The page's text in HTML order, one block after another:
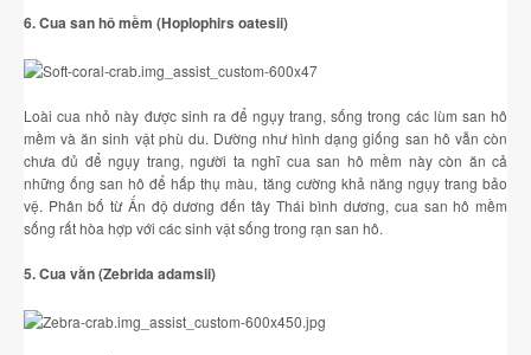
6. Cua san hô mềm (Hoplophirs oatesii)
Loài cua nhỏ này được sinh ra để ngụy trang, sống trong các lùm san hô
mềm và ăn sinh vật phù du. Dường như hình dạng giống san hô vẫn còn
chưa đủ để ngụy trang, người ta nghĩ cua san hô mềm này còn ăn cả
những ống san hô để hấp thụ màu, tăng cường khả năng ngụy trang bảo
vệ. Phân bố từ Ấn độ dương đến tây Thái bình dương, cua san hô mềm
sống rất hòa hợp với các sinh vật sống trong rạn san hô.
5. Cua vằn (Zebrida adamsii)